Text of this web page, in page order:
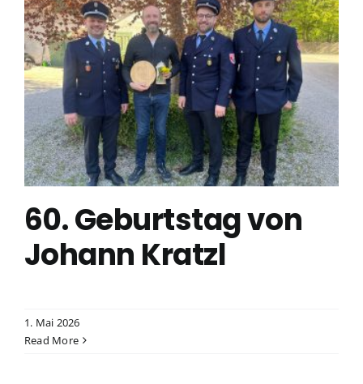
60. Geburtstag von
Johann Kratzl
1. Mai 2026
Read More